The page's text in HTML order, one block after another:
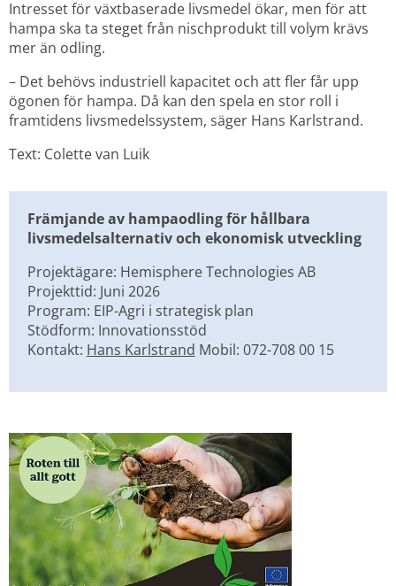
Intresset för växtbaserade livsmedel ökar, men för att
hampa ska ta steget från nischprodukt till volym krävs
mer än odling.
– Det behövs industriell kapacitet och att fler får upp
ögonen för hampa. Då kan den spela en stor roll i
framtidens livsmedelssystem, säger Hans Karlstrand.
Text: Colette van Luik
Främjande av hampaodling för hållbara
livsmedelsalternativ och ekonomisk utveckling
Projektägare: Hemisphere Technologies AB
Projekttid: Juni 2026
Program: EIP-Agri i strategisk plan
Stödform: Innovationsstöd
Kontakt: Hans Karlstrand Mobil: 072-708 00 15